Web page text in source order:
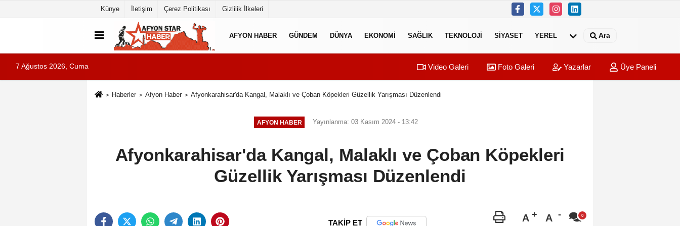
Künye İletişim Çerez Politikası Gizlilik İlkeleri
AFYON HABER GÜNDEM DÜNYA EKONOMI SAĞLIK TEKNOLOJI SIYASET YEREL Ara
7 Ağustos 2026, Cuma Video Galeri Foto Galeri Yazarlar Üye Paneli
Haberler Afyon Haber Afyonkarahisar'da Kangal, Malaklı ve Çoban Köpekleri Güzellik Yarışması Düzenlendi
AFYON HABER Yayınlanma: 03 Kasım 2024 - 13:42
Afyonkarahisar'da Kangal, Malaklı ve Çoban Köpekleri
Güzellik Yarışması Düzenlendi
TAKİP ET A A